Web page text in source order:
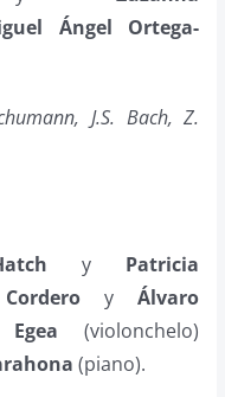
Ángel Ortega-
J.S. Bach, Z.
y Patricia
yÁlvaro
(violonchelo)
(piano).